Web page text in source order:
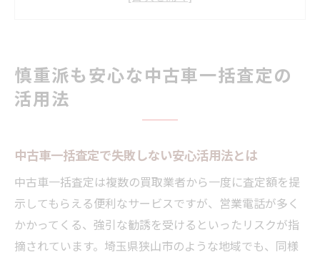
中古車一括査定のメリットとリスク回避策
営業電話が苦手な方へ中古車高値売却のコツ
営業電話が苦手でも安心な中古車売却方法
ストレスを減らす中古車査定の申し込み方
中古車一括査定で高値売却を目指すポイン
ト
営業電話リスクを避ける中古車査定の工夫
慎重派も安心な中古車一括査定の
活用法
中古車一括査定で失敗しない安心活用法とは
中古車一括査定は複数の買取業者から一度に査定額を提
示してもらえる便利なサービスですが、営業電話が多く
かかってくる、強引な勧誘を受けるといったリスクが指
摘されています。埼玉県狭山市のような地域でも、同様